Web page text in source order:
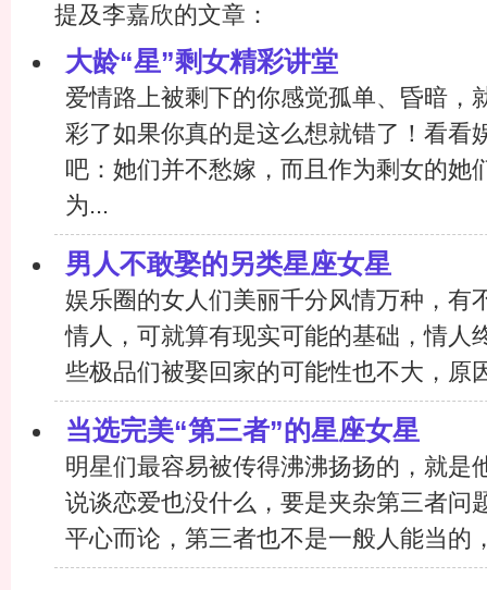
提及李嘉欣的文章：
大龄“星”剩女精彩讲堂
爱情路上被剩下的你感觉孤单、昏暗，
彩了如果你真的是这么想就错了！看看
吧：她们并不愁嫁，而且作为剩女的她
为...
男人不敢娶的另类星座女星
娱乐圈的女人们美丽千分风情万种，有
情人，可就算有现实可能的基础，情人
些极品们被娶回家的可能性也不大，原
当选完美“第三者”的星座女星
明星们最容易被传得沸沸扬扬的，就是
说谈恋爱也没什么，要是夹杂第三者问
平心而论，第三者也不是一般人能当的